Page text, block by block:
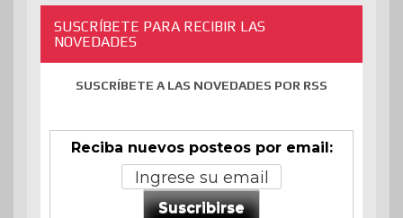
SUSCRÍBETE PARA RECIBIR LAS
NOVEDADES
SUSCRÍBETE A LAS NOVEDADES POR RSS
Reciba nuevos posteos por email:
Suscribirse